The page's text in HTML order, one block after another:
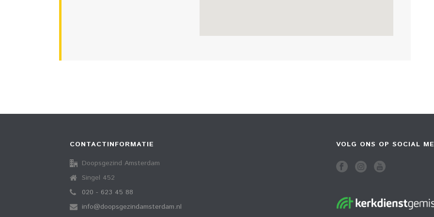
CONTACTINFORMATIE
Doopsgezind Amsterdam
Singel 452
020 - 623 45 88
info@doopsgezindamsterdam.nl
VOLG ONS OP SOCIAL